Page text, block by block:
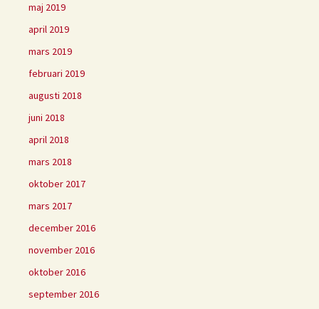
maj 2019
april 2019
mars 2019
februari 2019
augusti 2018
juni 2018
april 2018
mars 2018
oktober 2017
mars 2017
december 2016
november 2016
oktober 2016
september 2016